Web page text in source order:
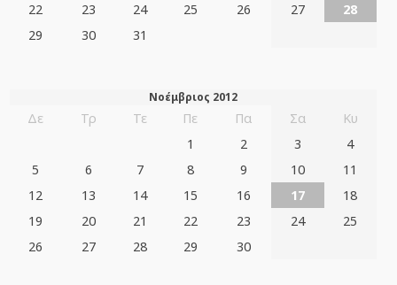
22
23 24 25 26 27
28
29
30 31
Νοέμβριος 2012
Δε Τρ Τε Πε Πα Σα
Κυ
1
2 3
4
5
6 7 8 9 10
11
12
13 14 15 16 17
18
19
20 21 22 23 24
25
26
27 28 29 30